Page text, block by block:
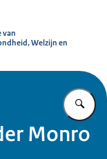
van
Welzijn en
Monro